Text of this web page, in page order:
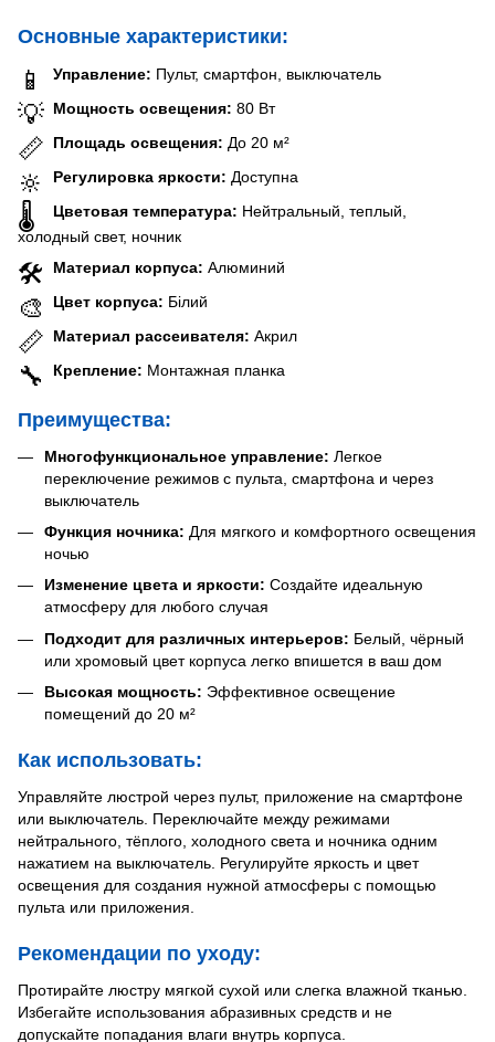
Основные характеристики:
📱 Управление: Пульт, смартфон, выключатель
💡 Мощность освещения: 80 Вт
📏 Площадь освещения: До 20 м²
🔆 Регулировка яркости: Доступна
🌡️ Цветовая температура: Нейтральный, теплый,
холодный свет, ночник
🛠️ Материал корпуса: Алюминий
🎨 Цвет корпуса: Білий
📏 Материал рассеивателя: Акрил
🔧 Крепление: Монтажная планка
Преимущества:
Многофункциональное управление: Легкое
переключение режимов с пульта, смартфона и через
выключатель
Функция ночника: Для мягкого и комфортного освещения
ночью
Изменение цвета и яркости: Создайте идеальную
атмосферу для любого случая
Подходит для различных интерьеров: Белый, чёрный
или хромовый цвет корпуса легко впишется в ваш дом
Высокая мощность: Эффективное освещение
помещений до 20 м²
Как использовать:
Управляйте люстрой через пульт, приложение на смартфоне
или выключатель. Переключайте между режимами
нейтрального, тёплого, холодного света и ночника одним
нажатием на выключатель. Регулируйте яркость и цвет
освещения для создания нужной атмосферы с помощью
пульта или приложения.
Рекомендации по уходу:
Протирайте люстру мягкой сухой или слегка влажной тканью.
Избегайте использования абразивных средств и не
допускайте попадания влаги внутрь корпуса.